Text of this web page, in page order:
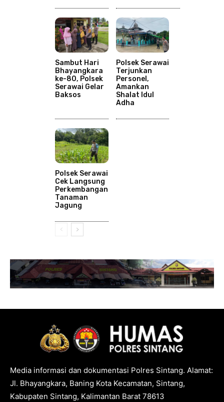
Sambut Hari
Bhayangkara
ke-80, Polsek
Serawai Gelar
Baksos
Polsek Serawai
Terjunkan
Personel,
Amankan
Shalat Idul
Adha
Polsek Serawai
Cek Langsung
Perkembangan
Tanaman
Jagung
Media informasi dan dokumentasi Polres Sintang. Alamat:
Jl. Bhayangkara, Baning Kota Kecamatan, Sintang,
Kabupaten Sintang, Kalimantan Barat 78613